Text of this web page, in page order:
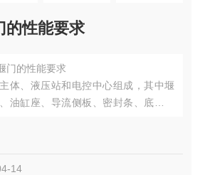
的性能要求
门的性能要求
体、液压站和电控中心组成，其中堰
油缸座、导流侧板、密封条、底部框
14